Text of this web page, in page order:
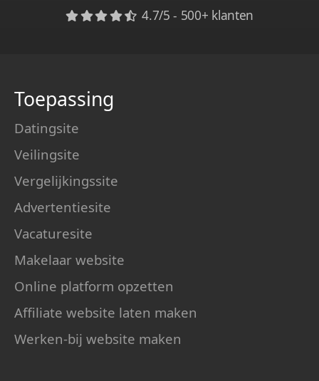
4.7/5 - 500+ klanten
Toepassing
Datingsite
Veilingsite
Vergelijkingssite
Advertentiesite
Vacaturesite
Makelaar website
Online platform opzetten
Affiliate website laten maken
Werken-bij website maken